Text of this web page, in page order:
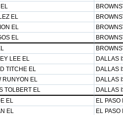
EL
EL
EL
LEE EL
DALLAS
TITCHE EL
DALLAS
RUNYON EL
DALLAS
TOLBERT EL
DALLAS
EL
EL PASO
EL
EL PASO